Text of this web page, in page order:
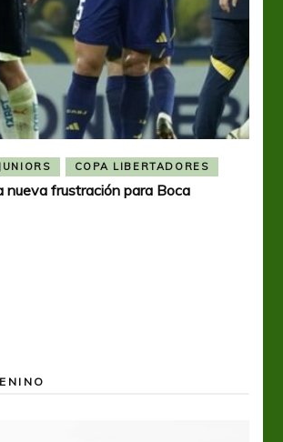
COPA LIBERTADORES
nueva frustración para Boca